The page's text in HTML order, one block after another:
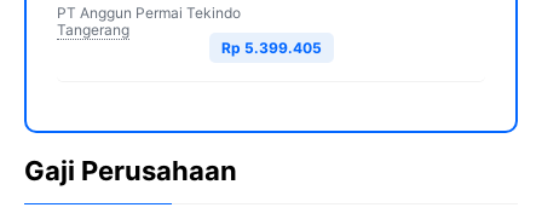
PT Anggun Permai Tekindo
Tangerang
Rp 5.399.405
Gaji Perusahaan